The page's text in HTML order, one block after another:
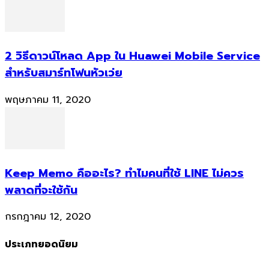
2 วิธีดาวน์โหลด App ใน Huawei Mobile Service
สำหรับสมาร์ทโฟนหัวเว่ย
พฤษภาคม 11, 2020
Keep Memo คืออะไร? ทำไมคนที่ใช้ LINE ไม่ควร
พลาดที่จะใช้กัน
กรกฎาคม 12, 2020
ประเภทยอดนิยม